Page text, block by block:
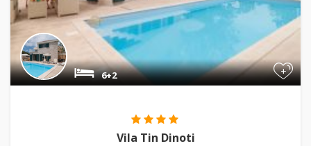
+
6+2
Vila Tin Dinoti